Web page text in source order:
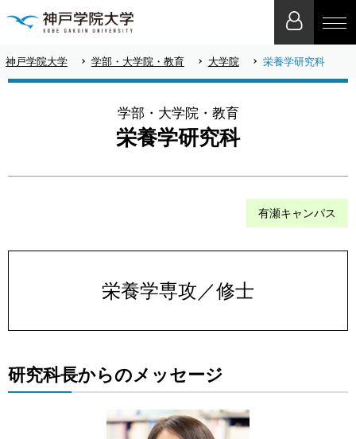
神戸学院大学 学部・大学院・教育 大学院 栄養学研究科
学部・大学院・教育
栄養学研究科
有瀬キャンパス
栄養学専攻／修士
研究科長からのメッセージ